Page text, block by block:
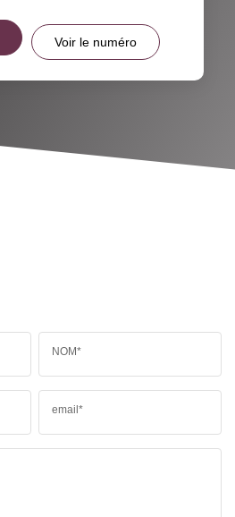
Voir le numéro
NOM*
email*